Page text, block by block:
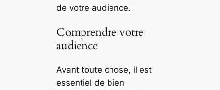
de votre audience.
Comprendre votre
audience
Avant toute chose, il est
essentiel de bien